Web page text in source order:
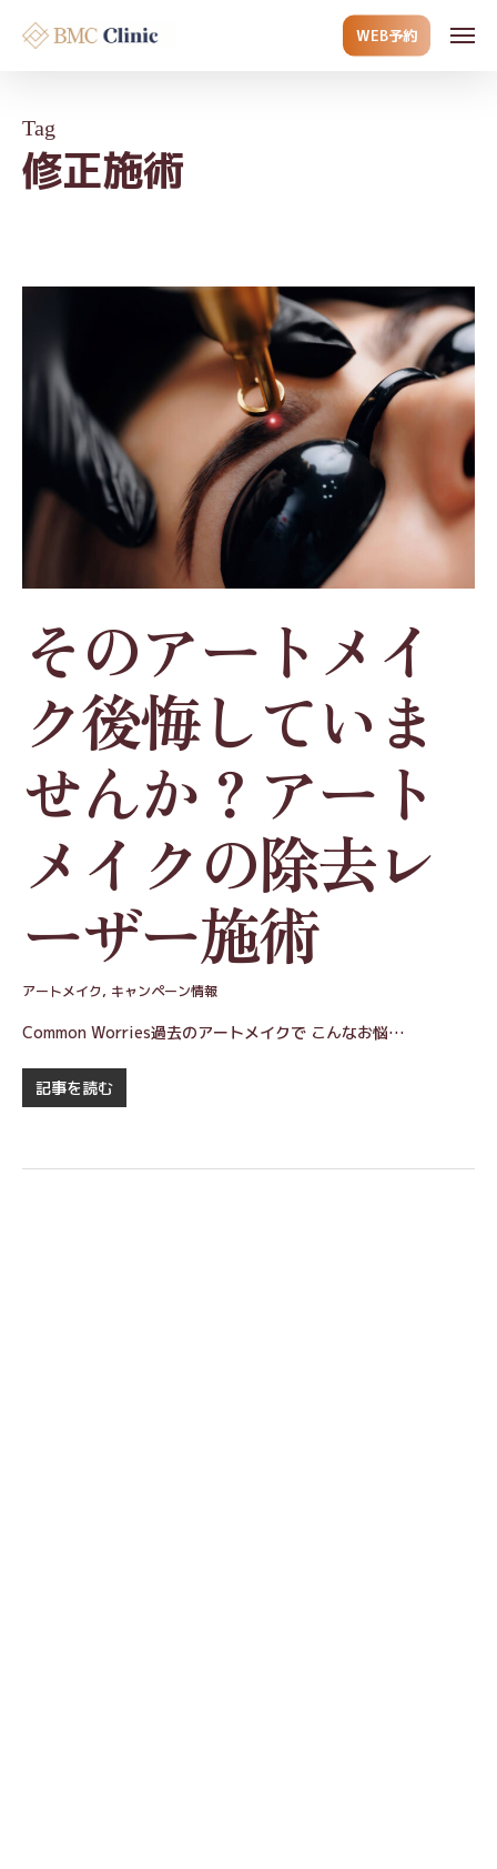
WEB予約
Tag
修正施術
そのアートメイ
ク後悔していま
せんか？アート
メイクの除去レ
ーザー施術
アートメイク, キャンペーン情報
Common Worries過去のアートメイクで こんなお悩…
記事を読む